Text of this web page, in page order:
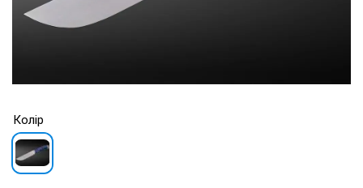
Колір